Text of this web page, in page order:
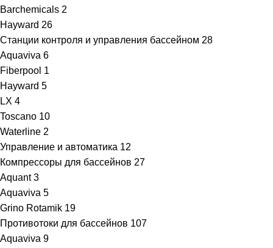
Barchemicals 2
Hayward 26
Станции контроля и управления бассейном 28
Aquaviva 6
Fiberpool 1
Hayward 5
LX 4
Toscano 10
Waterline 2
Управление и автоматика 12
Компрессоры для бассейнов 27
Aquant 3
Aquaviva 5
Grino Rotamik 19
Противотоки для бассейнов 107
Aquaviva 9